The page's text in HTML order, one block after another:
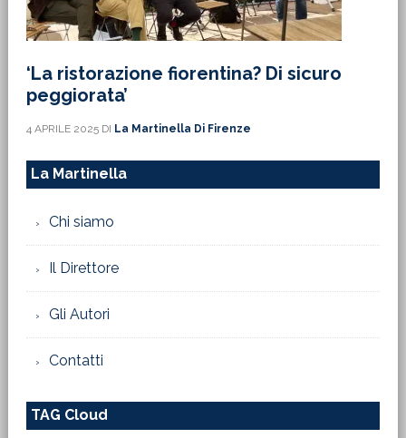
‘La ristorazione fiorentina? Di sicuro
peggiorata’
4 APRILE 2025DI La Martinella Di Firenze
La Martinella
Chi siamo
Il Direttore
Gli Autori
Contatti
TAG Cloud